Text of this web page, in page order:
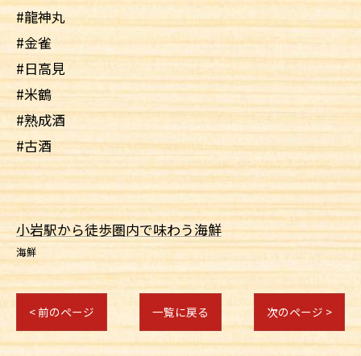
#龍神丸
#金雀
#日高見
#米鶴
#熟成酒
#古酒
小岩駅から徒歩圏内で味わう海鮮
海鮮
< 前のページ 一覧に戻る 次のページ >